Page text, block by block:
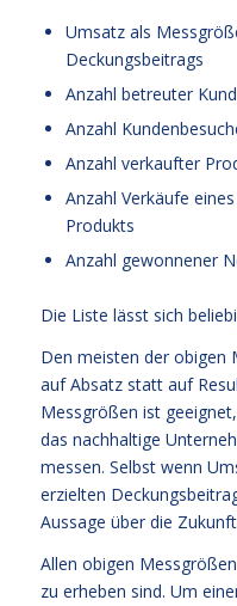
Umsatz als
Deckungsbeitrags
Anzahl betreuter
Anzahl
Anzahl verkaufter
Anzahl Verkäufe
Produkts
Anzahl gewonnener
Die Liste lässt sich
Den meisten der obigen
auf Absatz statt auf
Messgrößen ist
das nachhaltige
messen. Selbst wenn
erzielten
Aussage über die
Allen obigen
zu erheben sind. Um